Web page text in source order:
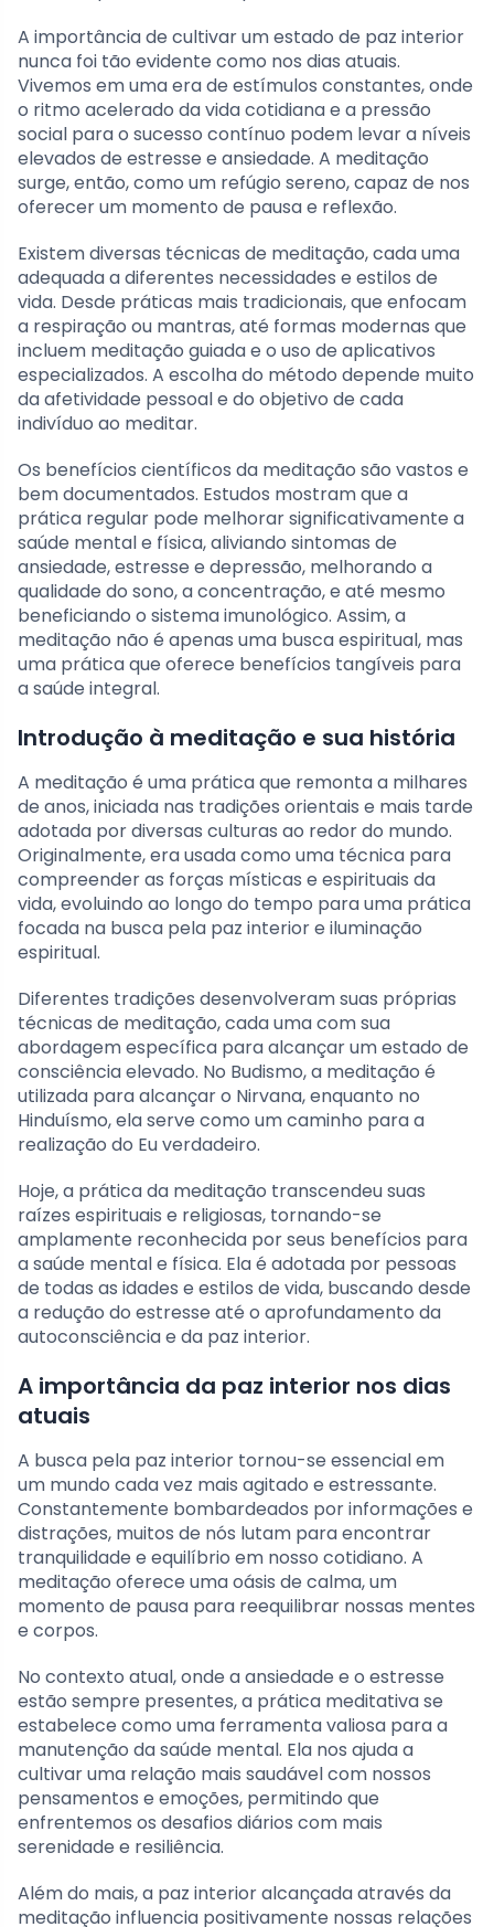
A importância de cultivar um estado de paz interior
nunca foi tão evidente como nos dias atuais.
Vivemos em uma era de estímulos constantes, onde
o ritmo acelerado da vida cotidiana e a pressão
social para o sucesso contínuo podem levar a níveis
elevados de estresse e ansiedade. A meditação
surge, então, como um refúgio sereno, capaz de nos
oferecer um momento de pausa e reflexão.
Existem diversas técnicas de meditação, cada uma
adequada a diferentes necessidades e estilos de
vida. Desde práticas mais tradicionais, que enfocam
a respiração ou mantras, até formas modernas que
incluem meditação guiada e o uso de aplicativos
especializados. A escolha do método depende muito
da afetividade pessoal e do objetivo de cada
indivíduo ao meditar.
Os benefícios científicos da meditação são vastos e
bem documentados. Estudos mostram que a
prática regular pode melhorar significativamente a
saúde mental e física, aliviando sintomas de
ansiedade, estresse e depressão, melhorando a
qualidade do sono, a concentração, e até mesmo
beneficiando o sistema imunológico. Assim, a
meditação não é apenas uma busca espiritual, mas
uma prática que oferece benefícios tangíveis para
a saúde integral.
Introdução à meditação e sua história
A meditação é uma prática que remonta a milhares
de anos, iniciada nas tradições orientais e mais tarde
adotada por diversas culturas ao redor do mundo.
Originalmente, era usada como uma técnica para
compreender as forças místicas e espirituais da
vida, evoluindo ao longo do tempo para uma prática
focada na busca pela paz interior e iluminação
espiritual.
Diferentes tradições desenvolveram suas próprias
técnicas de meditação, cada uma com sua
abordagem específica para alcançar um estado de
consciência elevado. No Budismo, a meditação é
utilizada para alcançar o Nirvana, enquanto no
Hinduísmo, ela serve como um caminho para a
realização do Eu verdadeiro.
Hoje, a prática da meditação transcendeu suas
raízes espirituais e religiosas, tornando-se
amplamente reconhecida por seus benefícios para
a saúde mental e física. Ela é adotada por pessoas
de todas as idades e estilos de vida, buscando desde
a redução do estresse até o aprofundamento da
autoconsciência e da paz interior.
A importância da paz interior nos dias
atuais
A busca pela paz interior tornou-se essencial em
um mundo cada vez mais agitado e estressante.
Constantemente bombardeados por informações e
distrações, muitos de nós lutam para encontrar
tranquilidade e equilíbrio em nosso cotidiano. A
meditação oferece uma oásis de calma, um
momento de pausa para reequilibrar nossas mentes
e corpos.
No contexto atual, onde a ansiedade e o estresse
estão sempre presentes, a prática meditativa se
estabelece como uma ferramenta valiosa para a
manutenção da saúde mental. Ela nos ajuda a
cultivar uma relação mais saudável com nossos
pensamentos e emoções, permitindo que
enfrentemos os desafios diários com mais
serenidade e resiliência.
Além do mais, a paz interior alcançada através da
meditação influencia positivamente nossas relações